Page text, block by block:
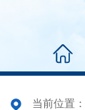
当前位置：